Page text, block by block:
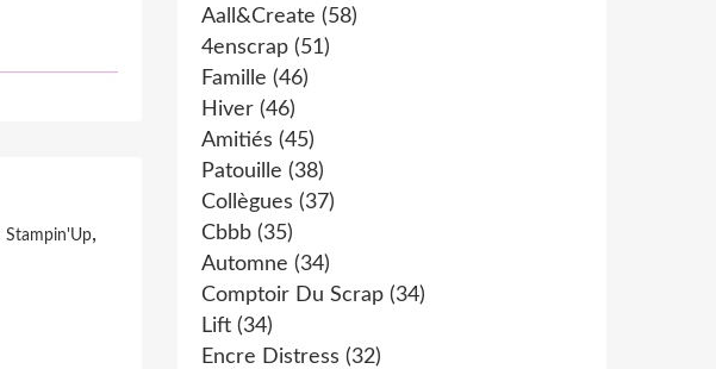
Stampin'Up,
Aall&create (58)
4enscrap (51)
Famille (46)
Hiver (46)
Amitiés (45)
Patouille (38)
Collègues (37)
Cbbb (35)
Automne (34)
Comptoir Du Scrap (34)
Lift (34)
Encre Distress (32)